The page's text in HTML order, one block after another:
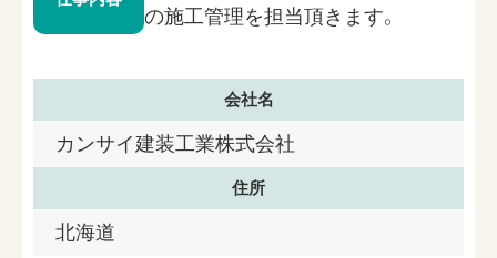
の施工管理を担当頂きます。
会社名
カンサイ建装工業株式会社
住所
北海道